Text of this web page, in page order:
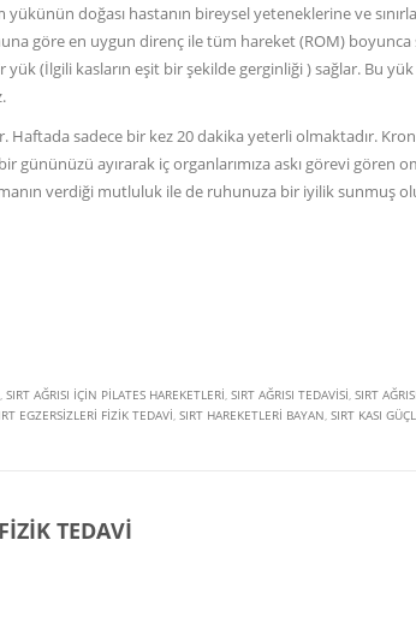
doğası hastanın bireysel yeteneklerine ve
göre en uygun direnç ile tüm hareket (ROM) boyunca
(İlgili kasların eşit bir şekilde gerginliği ) sağlar. Bu
sadece bir kez 20 dakika yeterli olmaktadır.
ayırarak iç organlarımıza askı görevi gören
verdiği mutluluk ile de ruhunuza bir iyilik sunmuş
SIRT AĞRISI IÇIN PILATES HAREKETLERI SIRT AĞRISI TEDAVISI SIRT
EGZERSIZLERI FIZIK TEDAVI SIRT HAREKETLERI BAYAN SIRT KASI
TEDAVI